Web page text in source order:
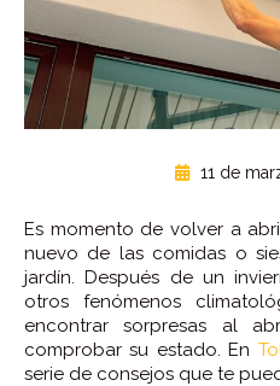
11 de
Es momento de volver a
nuevo de las comidas o
jardín. Después de un
otros fenómenos
encontrar sorpresas al
comprobar su estado. En
serie de consejos que te